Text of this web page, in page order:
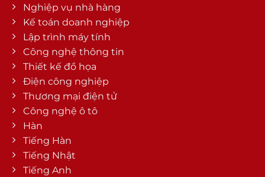
Nghiệp vụ nhà hàng
Kế toán doanh nghiệp
Lập trình máy tính
Công nghệ thông tin
Thiết kế đồ họa
Điện công nghiệp
Thương mại điện tử
Công nghệ ô tô
Hàn
Tiếng Hàn
Tiếng Nhật
Tiếng Anh